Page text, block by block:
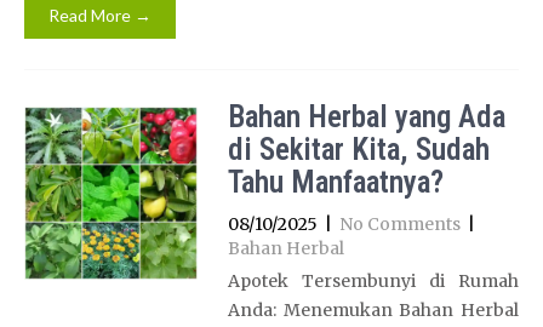
Read More →
Bahan Herbal yang Ada
di Sekitar Kita, Sudah
Tahu Manfaatnya?
08/10/2025 No Comments
Bahan Herbal
Apotek Tersembunyi di Rumah
Anda: Menemukan Bahan Herbal